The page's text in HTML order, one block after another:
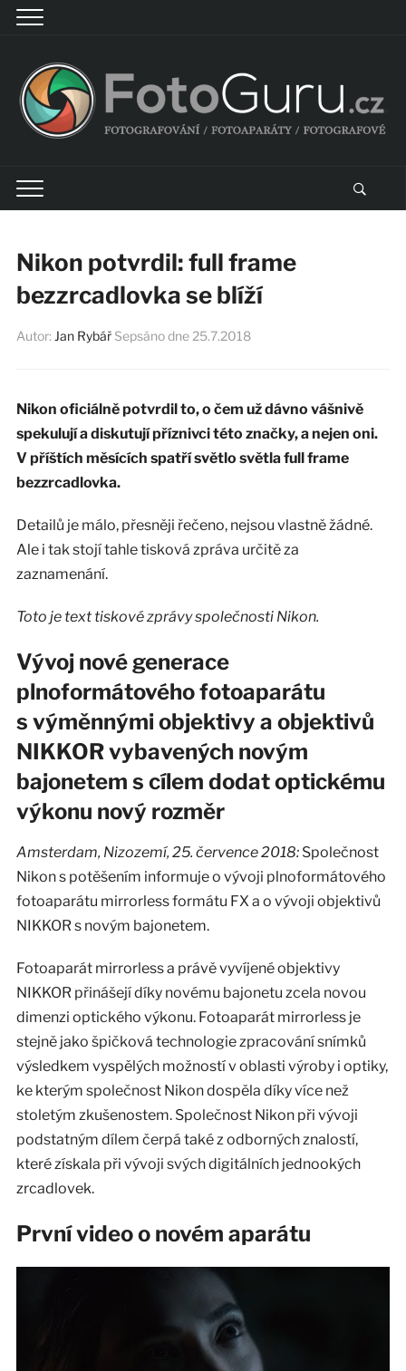
Nikon potvrdil: full frame
bezzrcadlovka se blíží
Autor: Jan Rybář Sepsáno dne 25.7.2018
Nikon oficiálně potvrdil to, o čem už dávno vášnivě
spekulují a diskutují příznivci této značky, a nejen oni.
V příštích měsících spatří světlo světla full frame
bezzrcadlovka.
Detailů je málo, přesněji řečeno, nejsou vlastně žádné.
Ale i tak stojí tahle tisková zpráva určitě za
zaznamenání.
Toto je text tiskové zprávy společnosti Nikon.
Vývoj nové generace
plnoformátového fotoaparátu
s výměnnými objektivy a objektivů
NIKKOR vybavených novým
bajonetem s cílem dodat optickému
výkonu nový rozměr
Amsterdam, Nizozemí, 25. července 2018:Společnost
Nikon s potěšením informuje o vývoji plnoformátového
fotoaparátu mirrorless formátu FX a o vývoji objektivů
NIKKOR s novým bajonetem.
Fotoaparát mirrorless a právě vyvíjené objektivy
NIKKOR přinášejí díky novému bajonetu zcela novou
dimenzi optického výkonu. Fotoaparát mirrorless je
stejně jako špičková technologie zpracování snímků
výsledkem vyspělých možností v oblasti výroby i optiky,
ke kterým společnost Nikon dospěla díky více než
stoletým zkušenostem. Společnost Nikon při vývoji
podstatným dílem čerpá také z odborných znalostí,
které získala při vývoji svých digitálních jednookých
zrcadlovek.
První video o novém aparátu